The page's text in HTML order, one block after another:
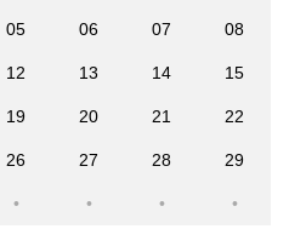
05 06 07 08
12 13 14 15
19 20 21 22
26 27 28 29